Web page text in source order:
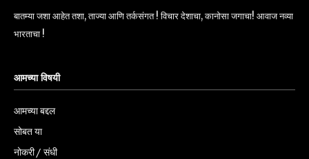
बातम्या जशा आहेत तशा, ताज्या आणि तर्कसंगत ! विचार देशाचा, कानोसा जगाचा! आवाज नव्या
भारताचा !
आमच्या विषयी
आमच्या बद्दल
सोबत या
नोकरी / संधी